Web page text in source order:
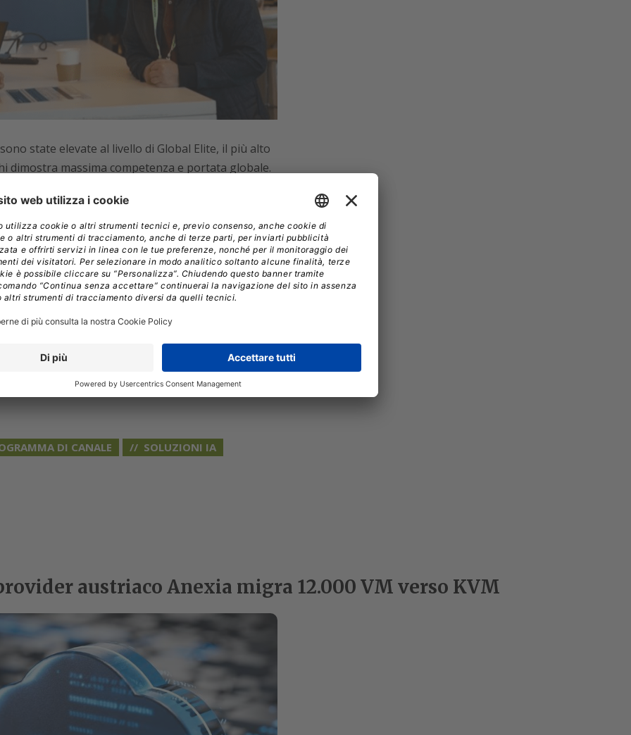
state elevate al livello di Global Elite, il più alto
dimostra massima competenza e portata globale.
sta trasformando le esperienze dei clienti
GenAI, conl’integrazione tra Infosys Cobalt e
efficienza operativa.
punta invece a generare 1 miliardo di dollari di
ServiceNow Business Groupha accelerato
i clienti nella gestione delle sfide IT,
DI CANALE SOLUZIONI IA
austriaco Anexia migra 12.000 VM verso KVM